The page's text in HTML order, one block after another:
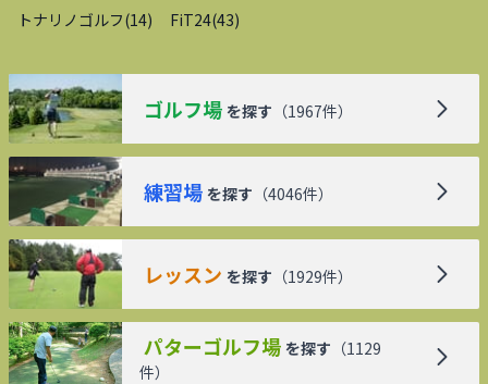
トナリノゴルフ(14) FiT24(43)
ゴルフ場 を探す （1967件）
練習場 を探す （4046件）
レッスン を探す （1929件）
パターゴルフ場 を探す （1129
件）